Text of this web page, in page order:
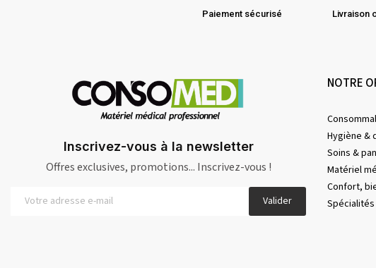
Paiement sécurisé Livraison
Inscrivez-vous à la newsletter
Offres exclusives, promotions... Inscrivez-vous !
Valider
NOTRE
Hygiène &
Soins &
Matériel
Confort,
Spécialités